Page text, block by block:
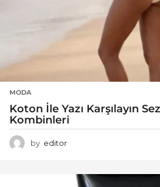
MODA
Koton İle Yazı Karşılayın
Kombinleri
by editor